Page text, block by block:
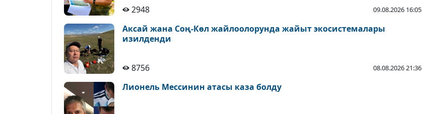
2948 09.08.2026 16:05
Аксай жана Соң-Көл жайлоолорунда жайыт экосистемалары
изилденди
8756 08.08.2026 21:36
Лионель Мессинин атасы каза болду